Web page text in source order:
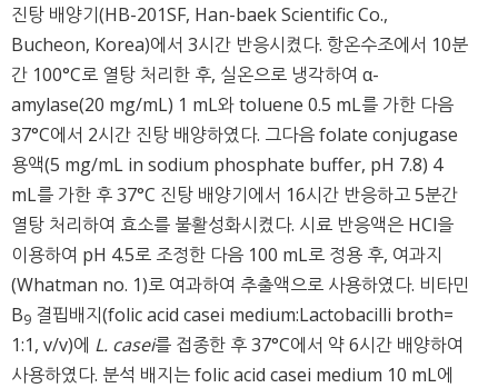
진탕 배양기(HB-201SF, Han-baek Scientific Co.,
Bucheon, Korea)에서 3시간 반응시켰다. 항온수조에서 10분
간 100°C로 열탕 처리한 후, 실온으로 냉각하여 α-
amylase(20 mg/mL) 1 mL와 toluene 0.5 mL를 가한 다음
37°C에서 2시간 진탕 배양하였다. 그다음 folate conjugase
용액(5 mg/mL in sodium phosphate buffer, pH 7.8) 4
mL를 가한 후 37°C 진탕 배양기에서 16시간 반응하고 5분간
열탕 처리하여 효소를 불활성화시켰다. 시료 반응액은 HCl을
이용하여 pH 4.5로 조정한 다음 100 mL로 정용 후, 여과지
(Whatman no. 1)로 여과하여 추출액으로 사용하였다. 비타민
B9 결핍배지(folic acid casei medium:Lactobacilli broth=
1:1, v/v)에 L. casei를 접종한 후 37°C에서 약 6시간 배양하여
사용하였다. 분석 배지는 folic acid casei medium 10 mL에